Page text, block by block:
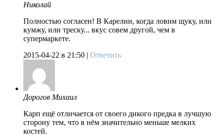
Николай
Полностью согласен! В Карелии, когда ловим щуку, или
кумжу, или треску... вкус совем другой, чем в
супермаркете.
2015-04-22 в 21:50 | Ответить
Дорогов Михаил
Карп ещё отличается от своего дикого предка в лучшую
сторону тем, что в нём значительно меньше мелких
костей.